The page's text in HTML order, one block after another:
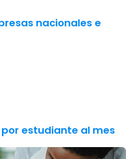
nacionales e
estudiante al mes